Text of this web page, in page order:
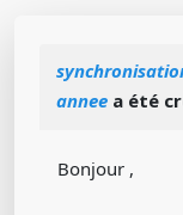
annee a été
Bonjour ,